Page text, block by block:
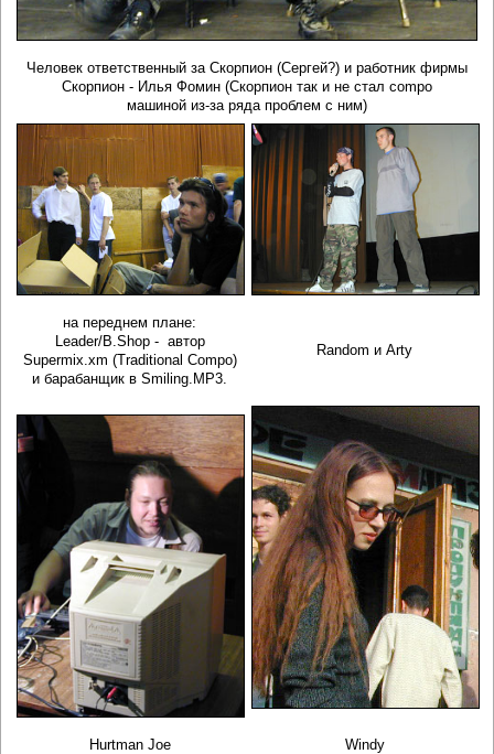
Человек ответственный за Скорпион (Сергей?) и работник фирмы
Скорпион - Илья Фомин (Скорпион так и не стал compo
машиной из-за ряда проблем с ним)
на переднем плане:
Leader/B.Shop - автор
Supermix.xm (Traditional Compo)
и барабанщик в Smiling.MP3.
Random и Arty
Hurtman Joe Windy